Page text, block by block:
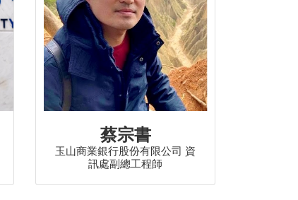
蔡宗書
玉山商業銀行股份有限公司 資
訊處副總工程師